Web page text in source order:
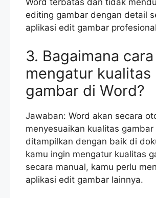
Word terbatas dan tidak
editing gambar dengan detail
aplikasi edit gambar
3. Bagaimana cara
mengatur kualitas
gambar di Word?
Jawaban: Word akan secara
menyesuaikan kualitas
ditampilkan dengan baik di
kamu ingin mengatur kualitas
secara manual, kamu perlu
aplikasi edit gambar lainnya.